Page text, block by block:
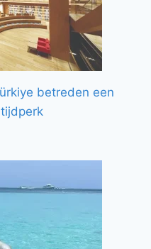
betreden een